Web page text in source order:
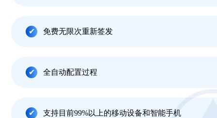
免费无限次重新签发
全自动配置过程
支持目前99%以上的移动设备和智能手机